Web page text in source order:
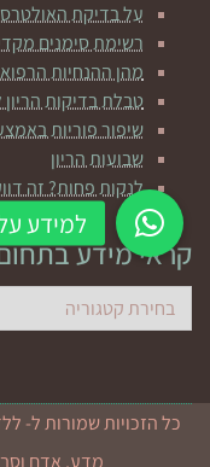
על בדיקת
רשימת סימנים
מהן ההנחיות
טבלת בדיקות
שיפור פוריות
שבועות הריון
לנקות פחות? זה
קראי מידע
קראי
מידע
כל הזכויות שמורות ל-
מדע, אדם